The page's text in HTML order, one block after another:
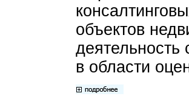
объектов
деятельность
в области